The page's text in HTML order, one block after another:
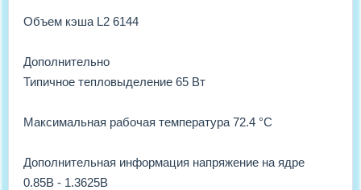
Объем кэша L2 6144
Дополнительно
Типичное тепловыделение 65 Вт
Максимальная рабочая температура 72.4 °C
Дополнительная информация напряжение на ядре
0.85В - 1.3625В